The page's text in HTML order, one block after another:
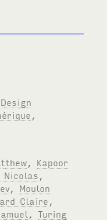
Design
Kapoor
Nicolas
Moulon
Claire
,Turing